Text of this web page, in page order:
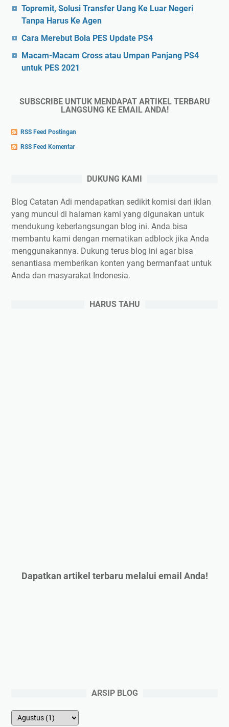
Topremit, Solusi Transfer Uang Ke Luar Negeri
Tanpa Harus Ke Agen
Cara Merebut Bola PES Update PS4
Macam-Macam Cross atau Umpan Panjang PS4
untuk PES 2021
SUBSCRIBE UNTUK MENDAPAT ARTIKEL TERBARU
LANGSUNG KE EMAIL ANDA!
RSS Feed Postingan
RSS Feed Komentar
DUKUNG KAMI
Blog Catatan Adi mendapatkan sedikit komisi dari iklan
yang muncul di halaman kami yang digunakan untuk
mendukung keberlangsungan blog ini. Anda bisa
membantu kami dengan mematikan adblock jika Anda
menggunakannya. Dukung terus blog ini agar bisa
senantiasa memberikan konten yang bermanfaat untuk
Anda dan masyarakat Indonesia.
HARUS TAHU
Dapatkan artikel terbaru melalui email Anda!
ARSIP BLOG